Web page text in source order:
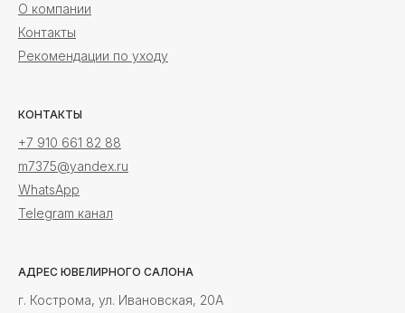
О компании
Контакты
Рекомендации по уходу
КОНТАКТЫ
+7 910 661 82 88
m7375@yandex.ru
WhatsApp
Telegram канал
АДРЕС ЮВЕЛИРНОГО САЛОНА
г. Кострома, ул. Ивановская, 20А